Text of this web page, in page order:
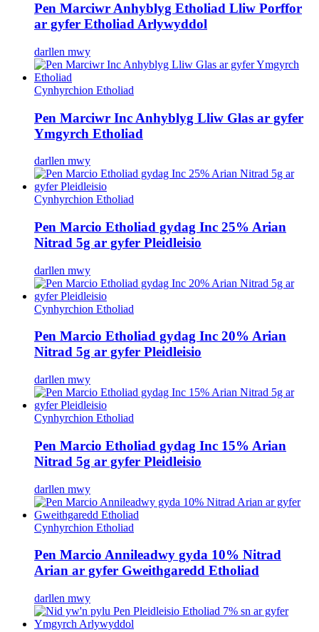
Pen Marciwr Anhyblyg Etholiad Lliw Porffor
ar gyfer Etholiad Arlywyddol
darllen mwy
Cynhyrchion Etholiad
Pen Marciwr Inc Anhyblyg Lliw Glas ar gyfer
Ymgyrch Etholiad
darllen mwy
Cynhyrchion Etholiad
Pen Marcio Etholiad gydag Inc 25% Arian
Nitrad 5g ar gyfer Pleidleisio
darllen mwy
Cynhyrchion Etholiad
Pen Marcio Etholiad gydag Inc 20% Arian
Nitrad 5g ar gyfer Pleidleisio
darllen mwy
Cynhyrchion Etholiad
Pen Marcio Etholiad gydag Inc 15% Arian
Nitrad 5g ar gyfer Pleidleisio
darllen mwy
Cynhyrchion Etholiad
Pen Marcio Annileadwy gyda 10% Nitrad
Arian ar gyfer Gweithgaredd Etholiad
darllen mwy